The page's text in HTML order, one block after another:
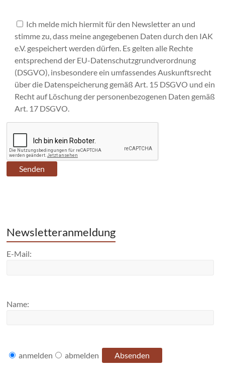
Ich melde mich hiermit für den Newsletter an und
stimme zu, dass meine angegebenen Daten durch den IAK
e.V. gespeichert werden dürfen. Es gelten alle Rechte
entsprechend der EU-Datenschutzgrundverordnung
(DSGVO), insbesondere ein umfassendes Auskunftsrecht
über die Datenspeicherung gemäß Art. 15 DSGVO und ein
Recht auf Löschung der personenbezogenen Daten gemäß
Art. 17 DSGVO.
Newsletteranmeldung
E-Mail:
Name:
anmelden abmelden